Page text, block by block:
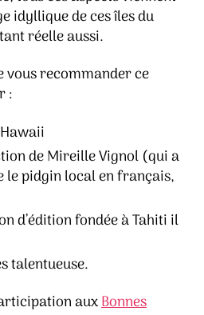
idyllique de ces îles du
réelle aussi.
vous recommander ce
:
de Mireille Vignol (qui a
pidgin local en français,
d’édition fondée à Tahiti il
talentueuse.
auxBonnes